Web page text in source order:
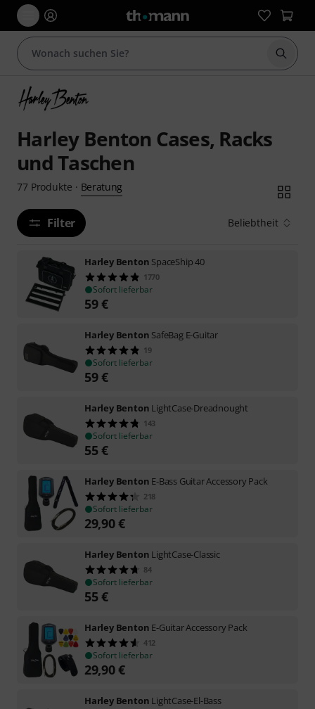
Suche
Harley Benton Cases, Racks
und Taschen
77 Produkte · Beratung
Filter Beliebtheit
Harley Benton SpaceShip 40
1770
Sofort lieferbar
59€
Harley Benton SafeBag E-Guitar
19
Sofort lieferbar
59€
Harley Benton LightCase-Dreadnought
143
Sofort lieferbar
55€
Harley Benton E-Bass Guitar Accessory Pack
218
Sofort lieferbar
29,90€
Harley Benton LightCase-Classic
84
Sofort lieferbar
55€
Harley Benton E-Guitar Accessory Pack
412
Sofort lieferbar
29,90€
Harley Benton LightCase-El-Bass